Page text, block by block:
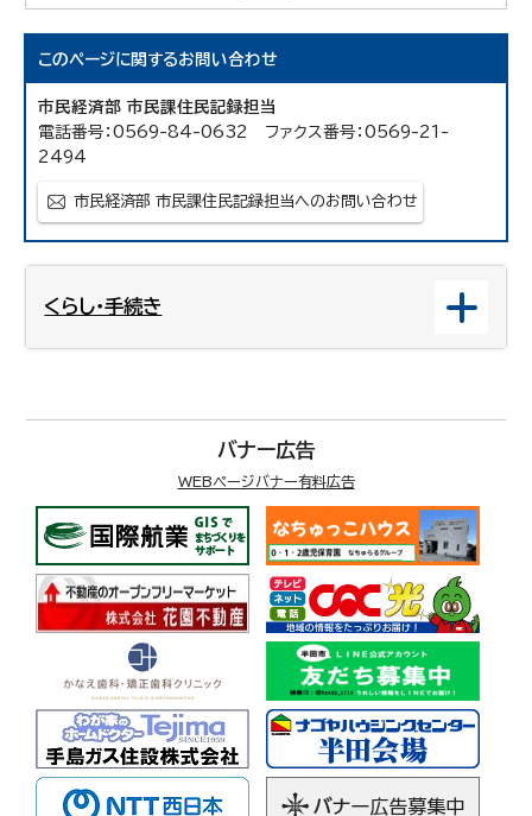
このページに関するお問い合わせ
市民経済部 市民課住民記録担当
電話番号：0569-84-0632 ファクス番号：0569-21-
2494
市民経済部 市民課住民記録担当へのお問い合わせ
くらし・手続き
バナー広告
WEBページバナー有料広告